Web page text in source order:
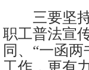
三要坚持
职工普法宣
同、“一函
工作，更有